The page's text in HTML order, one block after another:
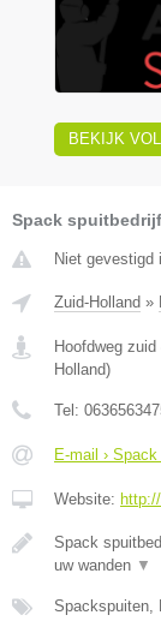
BEKIJK
Spack
Niet gevestigd
Zuid-Holland »
Hoofdweg zuid
Holland)
Tel:
E-mail ›
Website:
Spack
uw wanden ▼
Spackspuiten,